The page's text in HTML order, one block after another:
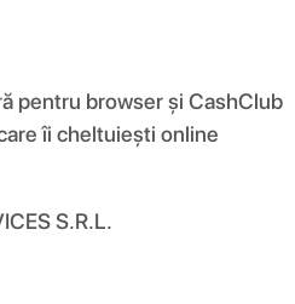
pentru browser și CashClub
îi cheltuiești online
S.R.L.